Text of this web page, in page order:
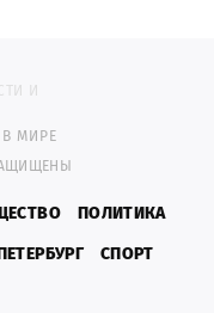
МИРЕ
ПОЛИТИКА
СПОРТ